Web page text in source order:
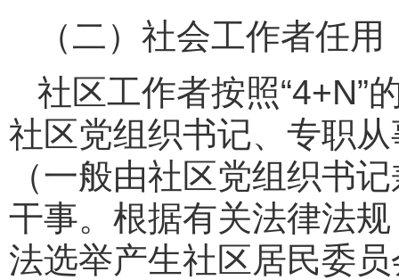
（二）社会工作者任用
社区工作者按照“4+N”
社区党组织书记、专职
（一般由社区党组织书
干事。根据有关法律法
法选举产生社区居民委